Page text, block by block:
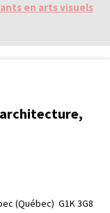
en arts visuels
(Québec)  G1K 3G8